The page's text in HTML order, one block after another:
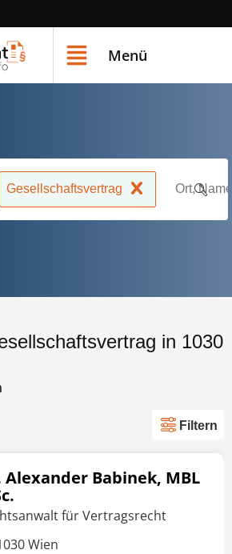
Menü
Gesellschaftsvertrag
in 1030
Filtern
Alexander Babinek, MBL
für Vertragsrecht
Wien